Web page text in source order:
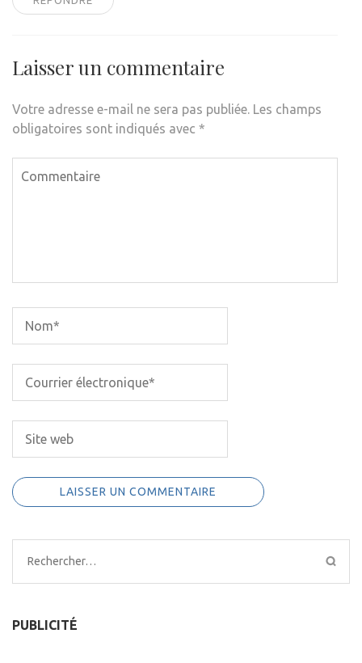
Laisser un commentaire
Votre adresse e-mail ne sera pas publiée. Les champs
obligatoires sont indiqués avec *
Rechercher :
PUBLICITÉ